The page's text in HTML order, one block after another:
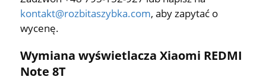
kontakt@rozbitaszybka.com, aby zapytać o
wycenę.
Wymiana wyświetlacza Xiaomi REDMI
Note 8T